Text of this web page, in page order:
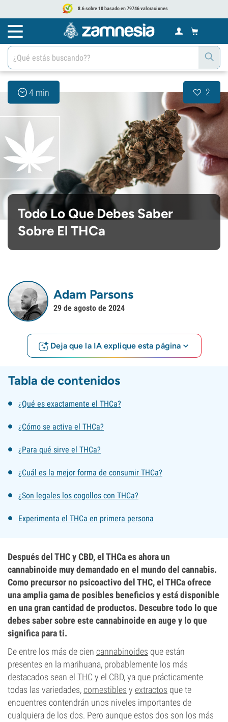
8.6 sobre 10 basado en 79746 valoraciones
4 min 2
Todo Lo Que Debes Saber
Sobre El THCa
Adam Parsons
29 de agosto de 2024
Deja que la IA explique esta página
Tabla de contenidos
¿Qué es exactamente el THCa?
¿Cómo se activa el THCa?
¿Para qué sirve el THCa?
¿Cuál es la mejor forma de consumir THCa?
¿Son legales los cogollos con THCa?
Experimenta el THCa en primera persona
Después del THC y CBD, el THCa es ahora un
cannabinoide muy demandado en el mundo del cannabis.
Como precursor no psicoactivo del THC, el THCa ofrece
una amplia gama de posibles beneficios y está disponible
en una gran cantidad de productos. Descubre todo lo que
debes saber sobre este cannabinoide en auge y lo que
significa para ti.
De entre los más de cien cannabinoides que están
presentes en la marihuana, probablemente los más
destacados sean el THC y el CBD, ya que prácticamente
todas las variedades,comestibles y extractos que te
encuentres contendrán unos niveles importantes de
cualquiera de los dos. Pero aunque estos dos son los más